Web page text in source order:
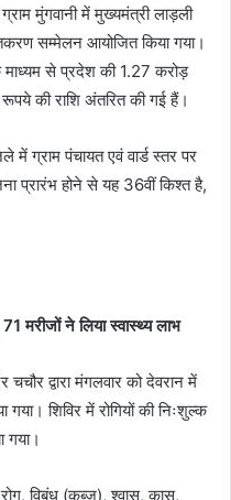
मुंगवानी में मुख्यमंत्री लाड़ली
सम्मेलन आयोजित किया गया।
माध्यम से प्रदेश की 1.27 करोड़
की राशि अंतरित की गई हैं।
में ग्राम पंचायत एवं वार्ड स्तर पर
प्रारंभ होने से यह 36वीं किश्त है,
मरीजों ने लिया स्वास्थ्य लाभ
द्वारा मंगलवार को देवरान में
गया। शिविर में रोगियों की निःशुल्क
गया।
विबंध (कब्ज), श्वास, कास,